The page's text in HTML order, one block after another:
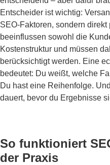
Entscheider ist wichtig:
SEO-Faktoren, sondern
beeinflussen sowohl die
Kostenstruktur und müssen
berücksichtigt werden. Eine
bedeutet: Du weißt, welche
Du hast eine Reihenfolge.
dauert, bevor du Ergebnisse
So funktioniert
der Praxis